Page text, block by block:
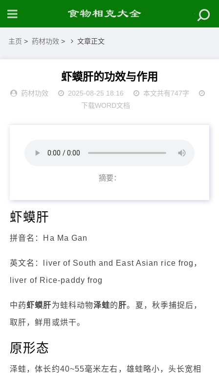
主页 > 药材功效 > 文章正文
虾蟆肝的功效与作用
药材功效 2025-08-25 18:16
本文共有747字
下载WORD文档
摘要：
虾蟆肝
拼音名：Ha Ma Gan
英文名：liver of South and East Asian rice frog，
liver of Rice-paddy frog
中药虾蟆肝为蛙科动物泽蛙的肝。夏，秋季捕捉后，
取肝，鲜用或烘干。
原形态
泽蛙，体长约40~55毫米左右，雄蛙略小，头长宽相